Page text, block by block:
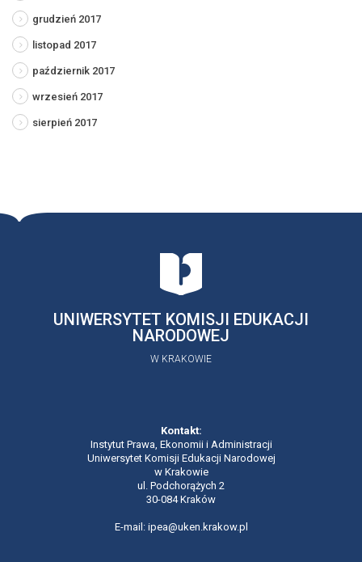
grudzień 2017
listopad 2017
październik 2017
wrzesień 2017
sierpień 2017
UNIWERSYTET KOMISJI EDUKACJI
NARODOWEJ
W KRAKOWIE
Kontakt:
Instytut Prawa, Ekonomii i Administracji
Uniwersytet Komisji Edukacji Narodowej
w Krakowie
ul. Podchorążych 2
30-084 Kraków
E-mail: ipea@uken.krakow.pl